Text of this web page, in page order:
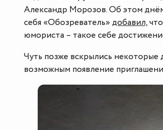
Александр Морозов. Об этом
себя «Обозреватель» добавил,
юмориста – такое себе
Чуть позже вскрылись некоторые
возможным появление